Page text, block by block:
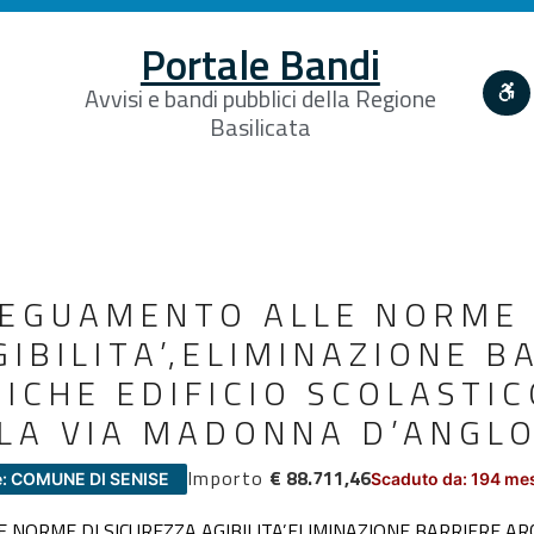
Portale Bandi
Avvisi e bandi pubblici della Regione
Basilicata
ALLE
EDIFICIO
VIA MADONNA
COMUNE DI SENISE Importo € 88.711,46Scaduto da: 194